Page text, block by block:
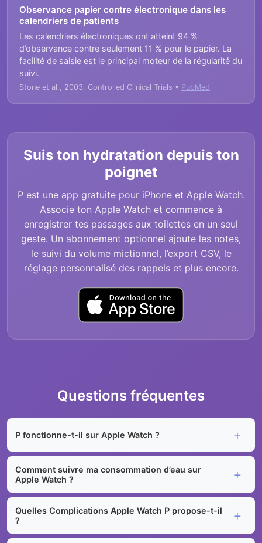
Observance papier contre électronique dans les
calendriers de patients
Les calendriers électroniques ont atteint 94 %
d’observance contre seulement 11 % pour le papier. La
facilité de saisie est le principal moteur de la régularité du
suivi.
Stone et al., 2003. Controlled Clinical Trials • PubMed
Suis ton hydratation depuis ton
poignet
P est une app gratuite pour iPhone et Apple Watch.
Associe ton Apple Watch et commence à
enregistrer tes passages aux toilettes en un seul
geste. Un abonnement optionnel ajoute les notes,
le suivi du volume mictionnel, l’export CSV, le
réglage personnalisé des rappels et plus encore.
Questions fréquentes
P fonctionne-t-il sur Apple Watch ?
Comment suivre ma consommation d’eau sur
Apple Watch ?
Quelles Complications Apple Watch P propose-t-il
?